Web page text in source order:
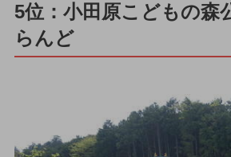
5位：小田原こどもの森
らんど